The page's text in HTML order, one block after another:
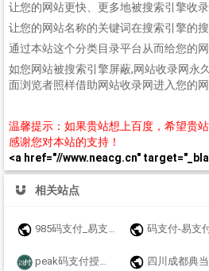
让您的网站更快、更多地被搜索引擎收录
让您的网站名称的关键词在搜索引擎的
通过本站这个分类目录平台从而给您的
如您网站被搜索引擎屏蔽,网站收录网永
面浏览者照样借助网站收录网进入您的网
温馨提示：如果贵站想上百度，希望贵
感谢您对本站的支持！
<a href="//www.neacg.cn"
相关站点
985码支付_易支付_免挂码支付官网_即时到账聚合支付接口 码支付-易支付-源支付-聚合支付-我爱
peak码支付授权官网_一款优质的免挂码支付系统-peak码支付正版授权_一站式搭建_免签约免挂机免输入码支付 四川成都典当行公司|成都房产抵押典当|成都车辆质押典当|奢侈品手表黄金评估鉴定寄卖|大额短借垫资个人小额贷款联系方式：